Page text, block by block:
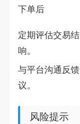
下单后
定期评估交易
响。
与平台沟通反
议。
风险提示